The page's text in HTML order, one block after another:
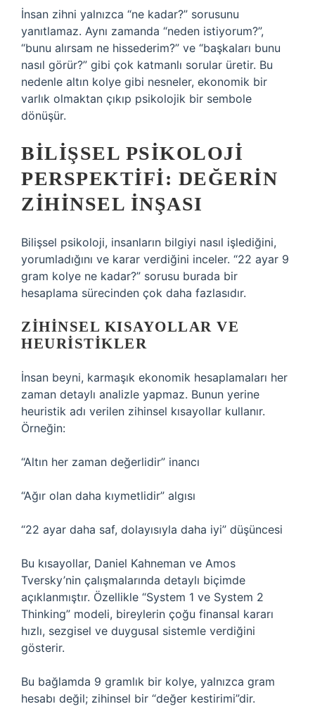
İnsan zihni yalnızca “ne kadar?” sorusunu
yanıtlamaz. Aynı zamanda “neden istiyorum?”,
“bunu alırsam ne hissederim?” ve “başkaları bunu
nasıl görür?” gibi çok katmanlı sorular üretir. Bu
nedenle altın kolye gibi nesneler, ekonomik bir
varlık olmaktan çıkıp psikolojik bir sembole
dönüşür.
BILIŞSEL PSIKOLOJI
PERSPEKTIFI: DEĞERIN
ZIHINSEL İNŞASI
Bilişsel psikoloji, insanların bilgiyi nasıl işlediğini,
yorumladığını ve karar verdiğini inceler. “22 ayar 9
gram kolye ne kadar?” sorusu burada bir
hesaplama sürecinden çok daha fazlasıdır.
ZIHINSEL KISAYOLLAR VE
HEURISTIKLER
İnsan beyni, karmaşık ekonomik hesaplamaları her
zaman detaylı analizle yapmaz. Bunun yerine
heuristik adı verilen zihinsel kısayollar kullanır.
Örneğin:
“Altın her zaman değerlidir” inancı
“Ağır olan daha kıymetlidir” algısı
“22 ayar daha saf, dolayısıyla daha iyi” düşüncesi
Bu kısayollar, Daniel Kahneman ve Amos
Tversky’nin çalışmalarında detaylı biçimde
açıklanmıştır. Özellikle “System 1 ve System 2
Thinking” modeli, bireylerin çoğu finansal kararı
hızlı, sezgisel ve duygusal sistemle verdiğini
gösterir.
Bu bağlamda 9 gramlık bir kolye, yalnızca gram
hesabı değil; zihinsel bir “değer kestirimi”dir.